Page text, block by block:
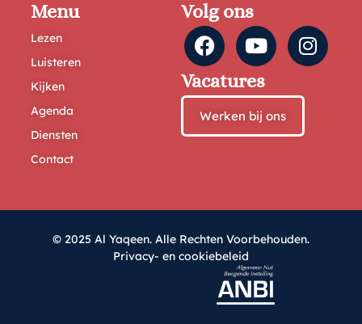
Menu
Lezen
Luisteren
Kijken
Agenda
Diensten
Contact
Volg ons
Vacatures
Werken bij ons
© 2025 Al Yaqeen. Alle Rechten Voorbehouden.
Privacy- en cookiebeleid